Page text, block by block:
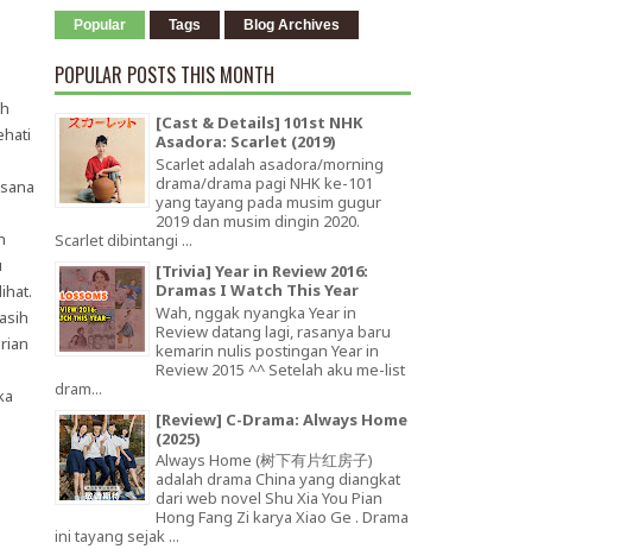
Popular Tags Blog Archives
POPULAR POSTS THIS MONTH
[Cast & Details] 101st NHK
Asadora: Scarlet (2019)
Scarlet adalah asadora/morning
drama/drama pagi NHK ke-101
yang tayang pada musim gugur
2019 dan musim dingin 2020.
Scarlet dibintangi ...
[Trivia] Year in Review 2016:
Dramas I Watch This Year
Wah, nggak nyangka Year in
Review datang lagi, rasanya baru
kemarin nulis postingan Year in
Review 2015 ^^ Setelah aku me-list
dram...
[Review] C-Drama: Always Home
(2025)
Always Home (树下有片红房子)
adalah drama China yang diangkat
dari web novel Shu Xia You Pian
Hong Fang Zi karya Xiao Ge . Drama
ini tayang sejak ...